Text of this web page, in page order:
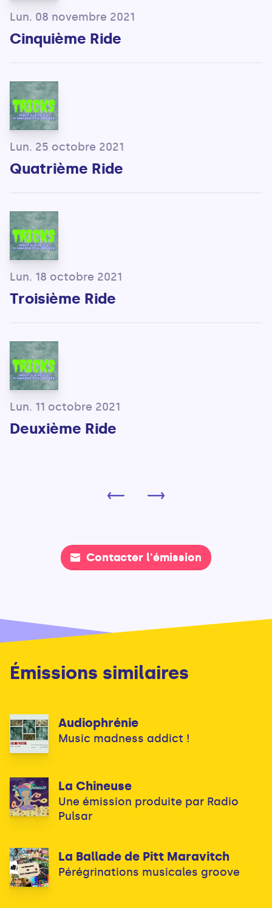
Lun. 08 novembre 2021
Cinquième Ride
Lun. 25 octobre 2021
Quatrième Ride
Lun. 18 octobre 2021
Troisième Ride
Lun. 11 octobre 2021
Deuxième Ride
Contacter l'émission
Émissions similaires
Audiophrénie
Music madness addict !
La Chineuse
Une émission produite par Radio
Pulsar
La Ballade de Pitt Maravitch
Pérégrinations musicales groove